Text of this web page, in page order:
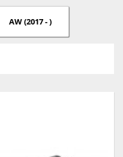
AW (2017 - )